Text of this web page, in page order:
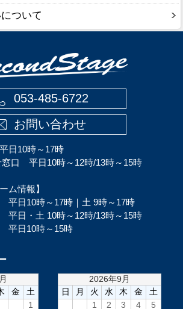
ついて
053-485-6722
お問い合わせ
日10時～17時
窓口 平日10時～12時/13時～15時
ム情報】
日10時～17時｜土 9時～17時
日・土 10時～12時/13時～15時
平日10時～15時